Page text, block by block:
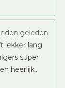
geleden
lekker lang
super
heerlijk..